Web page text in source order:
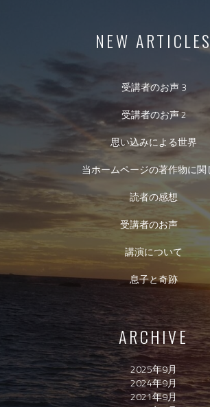
NEW
受講者のお声 3
受講者のお声 2
思い込みによる世界
当ホームページの著作物に関
読者の感想
受講者のお声
講演について
息子と奇跡
ARCHIVE
2025年9月
2024年9月
2021年9月